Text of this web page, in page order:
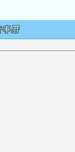
事曆